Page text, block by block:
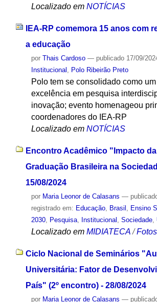
Localizado em NOTÍCIAS
IEA-RP comemora 15 anos com
a educação
por Thais Cardoso — publicado17/09/
Institucional , Polo Ribeirão Preto
Polo tem se consolidado como
excelência em pesquisa
inovação; evento homenageou
coordenadores do IEA-RP
Localizado em NOTÍCIAS
Encontro Acadêmico "Impacto
Graduação Brasileira na
15/08/2024
por Maria Leonor de Calasans —
registrado em: Educação, Brasil Ensino
2030, Pesquisa, Institucional Sociedade,
Localizado em MIDIATECA /Fotos
Ciclo Nacional de Seminários
Universitária: Fator de
País" (2º encontro) - 28/08/2024
por Maria Leonor de Calasans —